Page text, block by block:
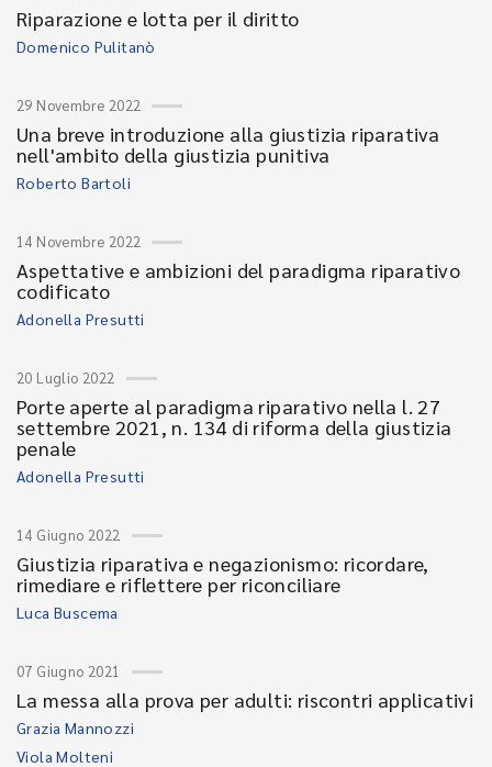
Riparazione e lotta per il diritto
Domenico Pulitanò
29 Novembre 2022
Una breve introduzione alla giustizia riparativa
nell'ambito della giustizia punitiva
Roberto Bartoli
14 Novembre 2022
Aspettative e ambizioni del paradigma riparativo
codificato
Adonella Presutti
20 Luglio 2022
Porte aperte al paradigma riparativo nella l. 27
settembre 2021, n. 134 di riforma della giustizia
penale
Adonella Presutti
14 Giugno 2022
Giustizia riparativa e negazionismo: ricordare,
rimediare e riflettere per riconciliare
Luca Buscema
07 Giugno 2021
La messa alla prova per adulti: riscontri applicativi
Grazia Mannozzi
Viola Molteni